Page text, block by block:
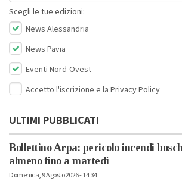
Scegli le tue edizioni:
News Alessandria
News Pavia
Eventi Nord-Ovest
Accetto l'iscrizione e la Privacy Policy
ULTIMI PUBBLICATI
Bollettino Arpa: pericolo incendi
almeno fino a martedì
Domenica, 9 Agosto 2026 - 14:34